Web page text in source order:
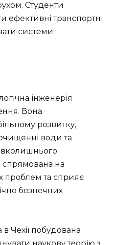
Студенти
ефективні транспортні
системи
інженерія
Вона
розвитку,
води та
на
проблем та сприяє
безпечних
в Чехії побудована